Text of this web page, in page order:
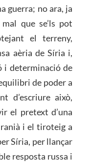
guerra; no ara, ja
que se’ls pot
el terreny,
aèria de Síria i,
i determinació de
de poder a
d’escriure això,
el pretext d’una
i el tiroteig a
Síria, per llançar
resposta russa i